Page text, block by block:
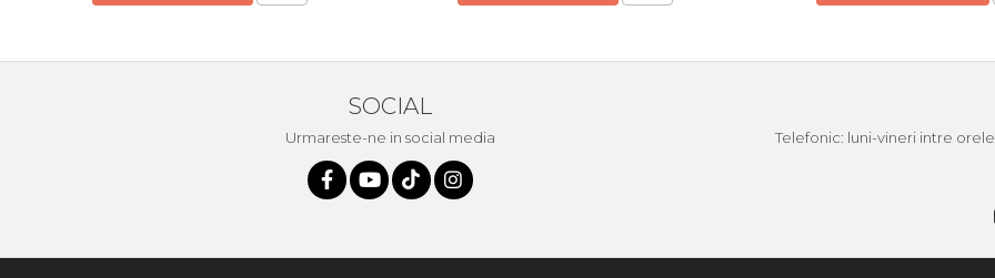
SOCIAL
Urmareste-ne in social media Telefonic: luni-vineri intre